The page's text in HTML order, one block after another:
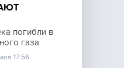
погибли в
газа
17:56